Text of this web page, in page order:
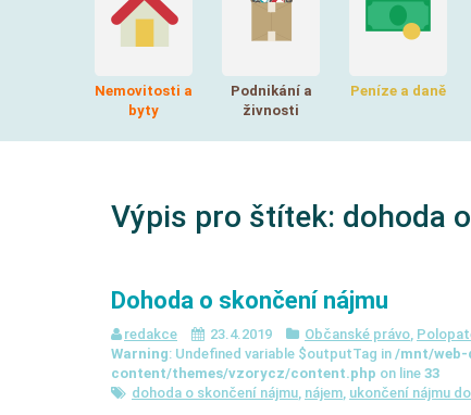
Nemovitosti a
byty
Podnikání a
živnosti
Peníze a daně
Výpis pro štítek: dohoda
Dohoda o skončení nájmu
redakce 23.4.2019 Občanské právo,
Warning: Undefined variable $outputTag in /mnt/web-
content/themes/vzorycz/content.php on line 33
dohoda o skončení nájmu, nájem, ukončení nájmu